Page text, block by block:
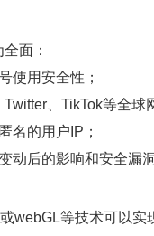
面：
使用安全性；
、TikTok等全球
名的用户IP；
动后的影响和安全漏洞
webGL等技术可以